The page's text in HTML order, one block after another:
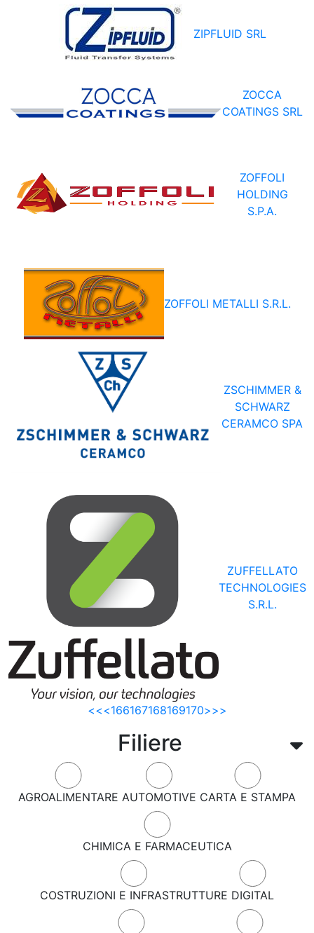
Filiere
AGROALIMENTARE AUTOMOTIVE CARTA E STAMPA
CHIMICA E FARMACEUTICA
COSTRUZIONI E INFRASTRUTTURE DIGITAL
ZIPFLUID SRL
ZOCCA
COATINGS SRL
ZOFFOLI
HOLDING
S.P.A.
ZOFFOLI METALLI S.R.L.
ZSCHIMMER &
SCHWARZ
CERAMCO SPA
ZUFFELLATO
TECHNOLOGIES
S.R.L.
<<<166167168169170>>>